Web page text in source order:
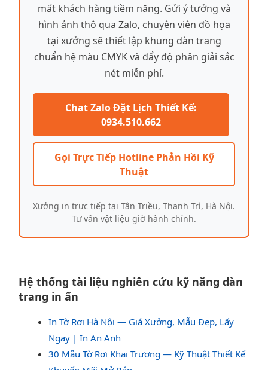
mất khách hàng tiềm năng. Gửi ý tưởng và
hình ảnh thô qua Zalo, chuyên viên đồ họa
tại xưởng sẽ thiết lập khung dàn trang
chuẩn hệ màu CMYK và đẩy độ phân giải sắc
nét miễn phí.
Chat Zalo Đặt Lịch Thiết Kế:
0934.510.662
Gọi Trực Tiếp Hotline Phản Hồi Kỹ
Thuật
Xưởng in trực tiếp tại Tân Triều, Thanh Trì, Hà Nội.
Tư vấn vật liệu giờ hành chính.
Hệ thống tài liệu nghiên cứu kỹ năng dàn
trang in ấn
In Tờ Rơi Hà Nội — Giá Xưởng, Mẫu Đẹp, Lấy
Ngay | In An Anh
30 Mẫu Tờ Rơi Khai Trương — Kỹ Thuật Thiết Kế